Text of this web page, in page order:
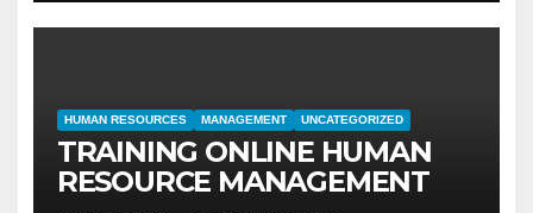
HUMAN RESOURCES MANAGEMENT UNCATEGORIZED
TRAINING ONLINE HUMAN
RESOURCE MANAGEMENT